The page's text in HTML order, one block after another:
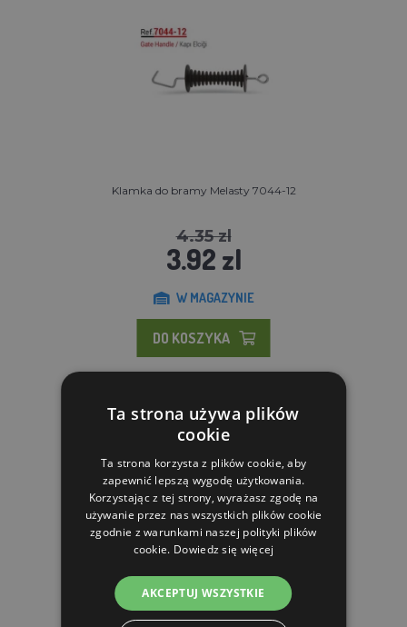
Klamka do bramy Melasty 7044-12
4.35 zl
3.92 zl
W MAGAZYNIE
DO KOSZYKA
Ta strona używa plików
cookie
Ta strona korzysta z plików cookie, aby
zapewnić lepszą wygodę użytkowania.
Korzystając z tej strony, wyrażasz zgodę na
używanie przez nas wszystkich plików cookie
zgodnie z warunkami naszej polityki plików
cookie. Dowiedz się więcej
AKCEPTUJ WSZYSTKIE